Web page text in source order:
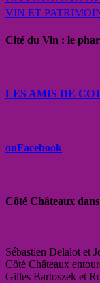
VIN ET
Cité du Vin : le
LES AMIS DE
onFacebook
Côté Châteaux
Sébastien Delalot et
Côté Châteaux
Gilles Bartoszek et